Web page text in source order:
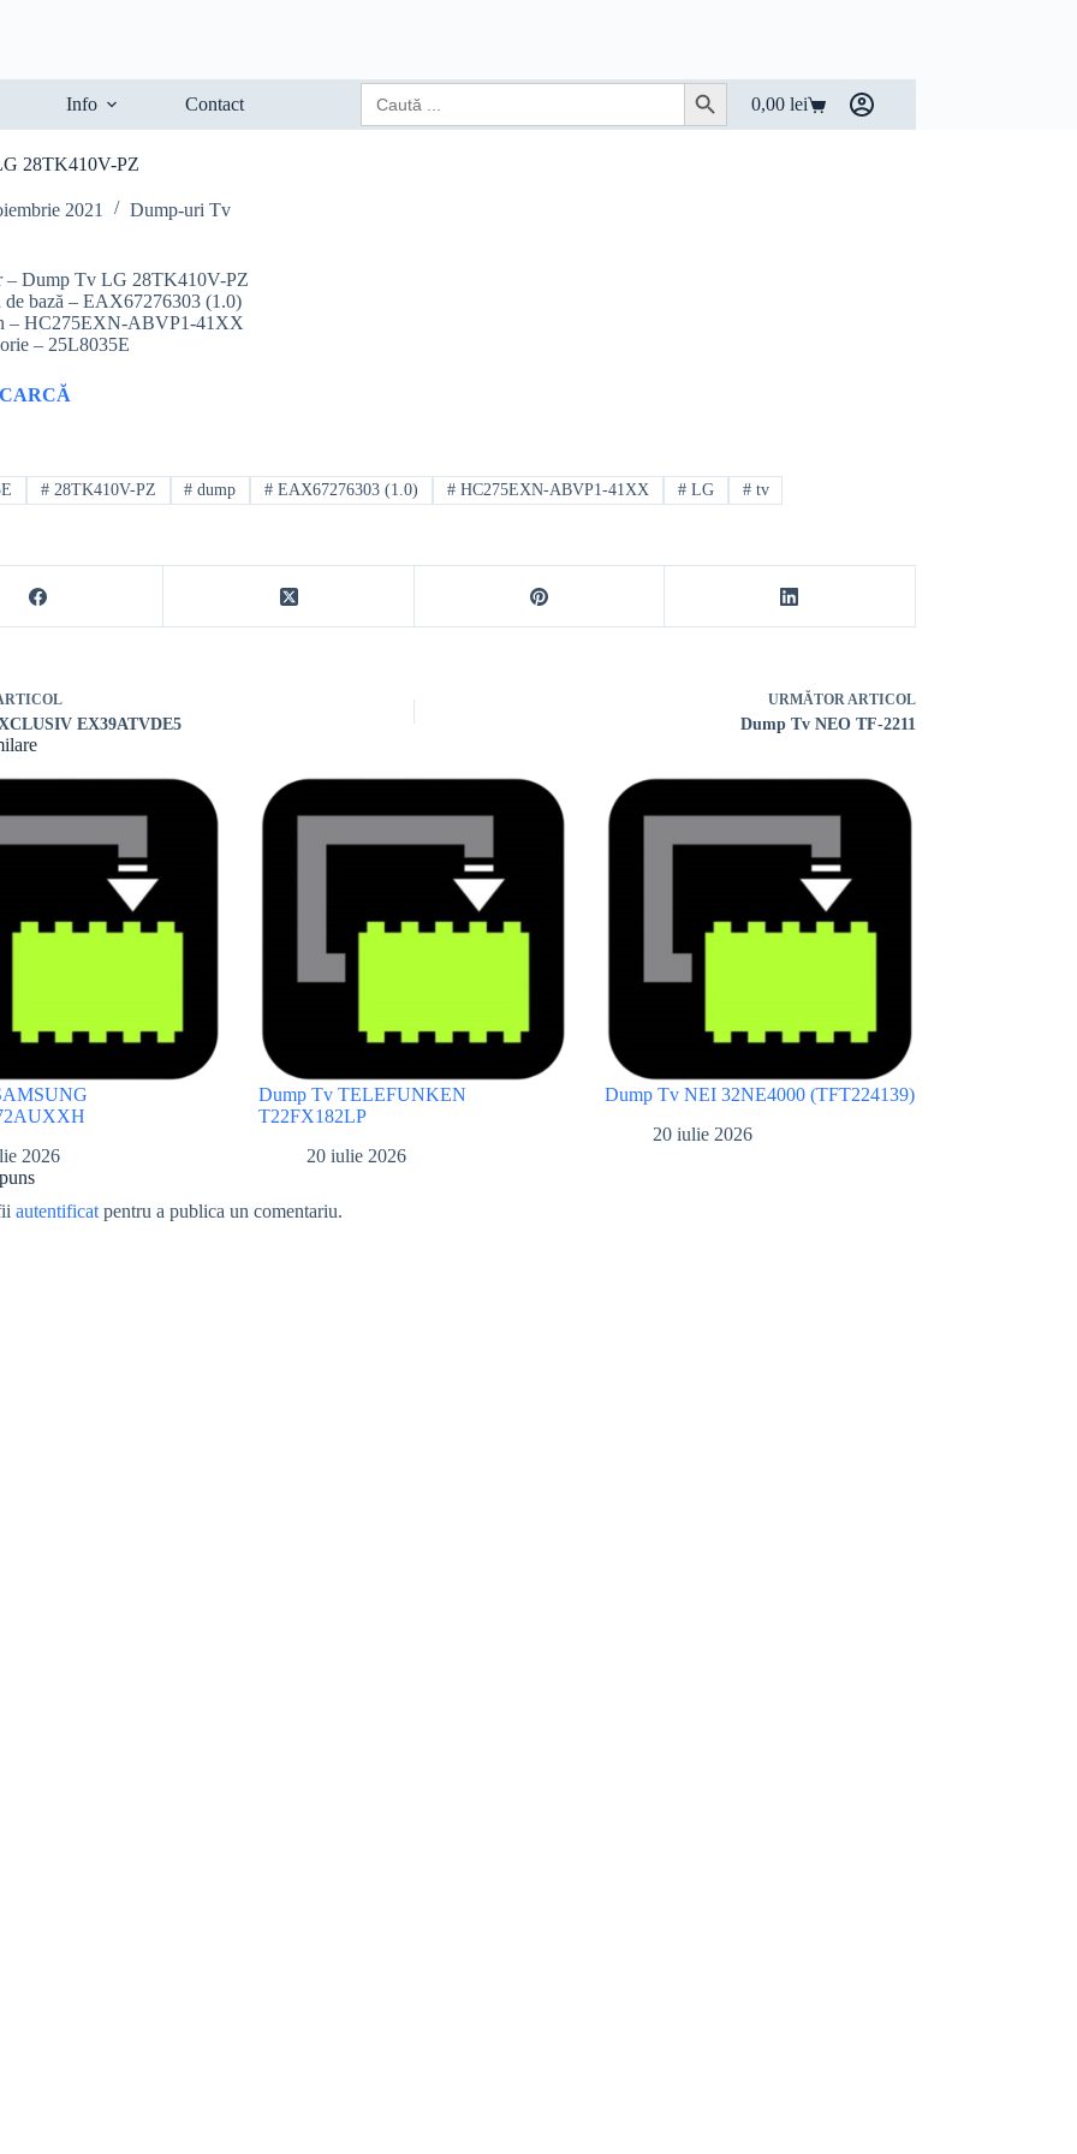
Info Contact
Search
for:
Search ButtonCoș
de
0,00 lei
28TK410V-PZ
2021 Dump-uri Tv
– Dump Tv LG 28TK410V-PZ
de bază – EAX67276303 (1.0)
– HC275EXN-ABVP1-41XX
– 25L8035E
#28TK410V-PZ # dump # EAX67276303 (1.0) #HC275EXN-ABVP1-41XX #LG #tv
EX39ATVDE5
URMĂTORARTICOL
Dump Tv NEO TF-2211
2026
Dump Tv TELEFUNKEN
T22FX182LP
20 iulie 2026
Dump Tv NEI 32NE4000 (TFT224139)
20 iulie 2026
autentificatpentru a publica un comentariu.